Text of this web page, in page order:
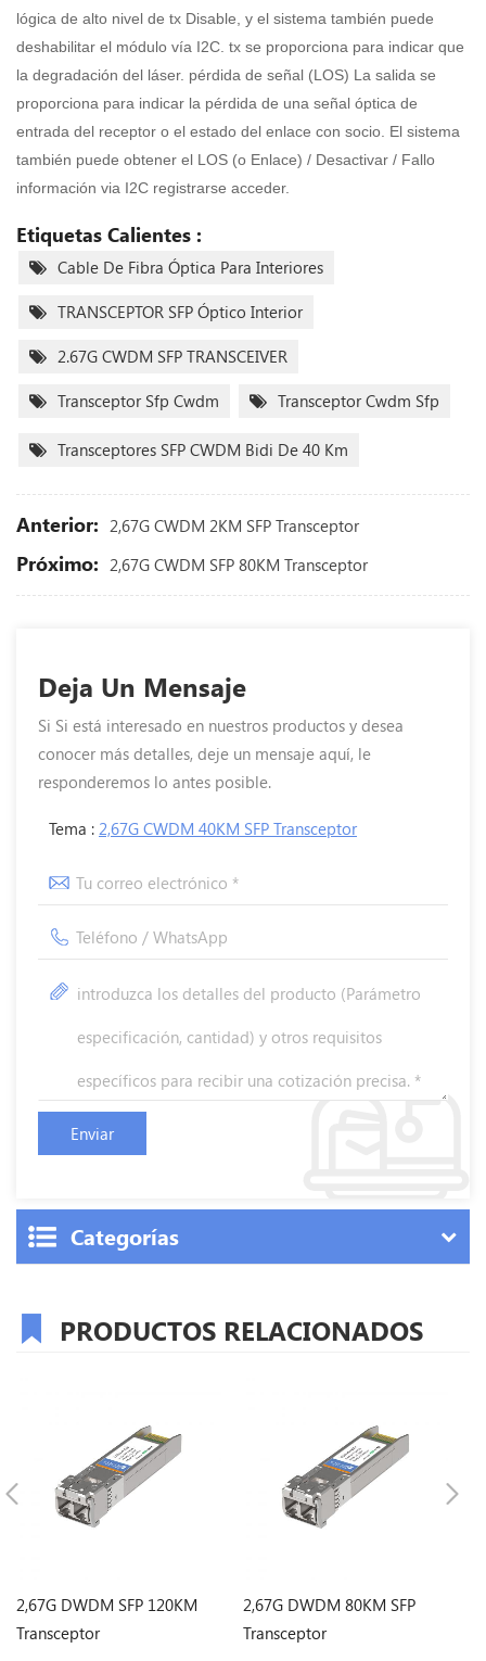
lógica de alto nivel de tx Disable, y el sistema también puede
deshabilitar el módulo vía I2C. tx se proporciona para indicar que
la degradación del láser. pérdida de señal (LOS) La salida se
proporciona para indicar la pérdida de una señal óptica de
entrada del receptor o el estado del enlace con socio. El sistema
también puede obtener el LOS (o Enlace) / Desactivar / Fallo
información via I2C registrarse acceder.
Etiquetas Calientes :
Cable De Fibra Óptica Para Interiores
TRANSCEPTOR SFP Óptico Interior
2.67G CWDM SFP TRANSCEIVER
Transceptor Sfp Cwdm Transceptor Cwdm Sfp
Transceptores SFP CWDM Bidi De 40 Km
Anterior: 2,67G CWDM 2KM SFP Transceptor
Próximo: 2,67G CWDM SFP 80KM Transceptor
Deja Un Mensaje
Si Si está interesado en nuestros productos y desea
conocer más detalles, deje un mensaje aquí, le
responderemos lo antes posible.
Tema : 2,67G CWDM 40KM SFP Transceptor
Categorías
PRODUCTOS RELACIONADOS
2,67G DWDM SFP 120KM
Transceptor
2,67G DWDM 80KM SFP
Transceptor